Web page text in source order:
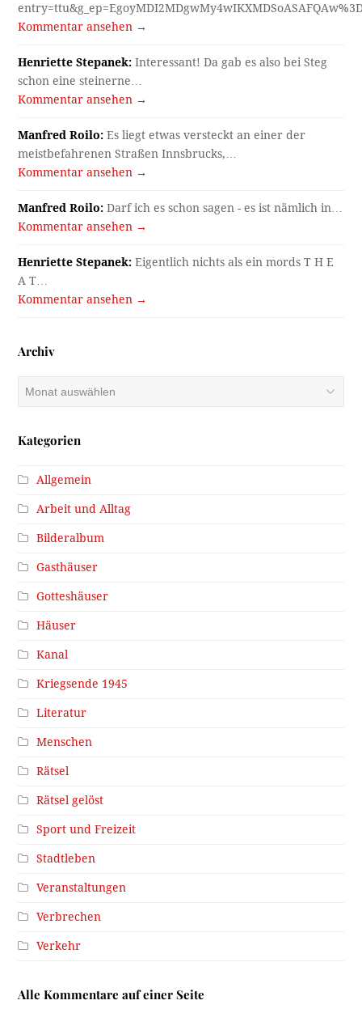
Kommentar ansehen →
Henriette Stepanek: Interessant! Da gab es also bei Steg
schon eine steinerne…
Kommentar ansehen →
Manfred Roilo: Es liegt etwas versteckt an einer der
meistbefahrenen Straßen Innsbrucks,…
Kommentar ansehen →
Manfred Roilo: Darf ich es schon sagen - es ist nämlich in…
Kommentar ansehen →
Henriette Stepanek: Eigentlich nichts als ein mords T H E
A T…
Kommentar ansehen →
Archiv
Kategorien
Allgemein
Arbeit und Alltag
Bilderalbum
Gasthäuser
Gotteshäuser
Häuser
Kanal
Kriegsende 1945
Literatur
Menschen
Rätsel
Rätsel gelöst
Sport und Freizeit
Stadtleben
Veranstaltungen
Verbrechen
Verkehr
Alle Kommentare auf einer Seite